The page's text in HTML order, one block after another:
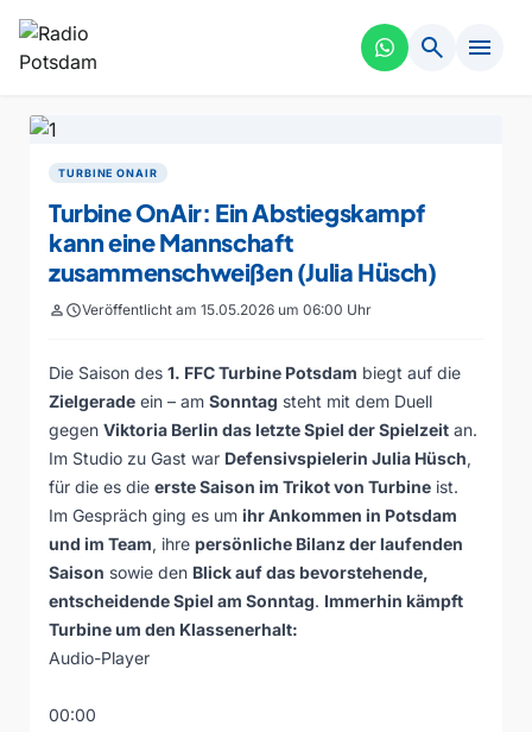
search menu
TURBINE ONAIR
Turbine OnAir: Ein Abstiegskampf
kann eine Mannschaft
zusammenschweißen (Julia Hüsch)
personscheduleVeröffentlicht am 15.05.2026 um 06:00 Uhr
Die Saison des 1. FFC Turbine Potsdam biegt auf die
Zielgerade ein – am Sonntag steht mit dem Duell
gegen Viktoria Berlin das letzte Spiel der Spielzeit an.
Im Studio zu Gast war Defensivspielerin Julia Hüsch,
für die es die erste Saison im Trikot von Turbine ist.
Im Gespräch ging es um ihr Ankommen in Potsdam
und im Team, ihre persönliche Bilanz der laufenden
Saison sowie den Blick auf das bevorstehende,
entscheidende Spiel am Sonntag. Immerhin kämpft
Turbine um den Klassenerhalt:
Audio-Player
00:00